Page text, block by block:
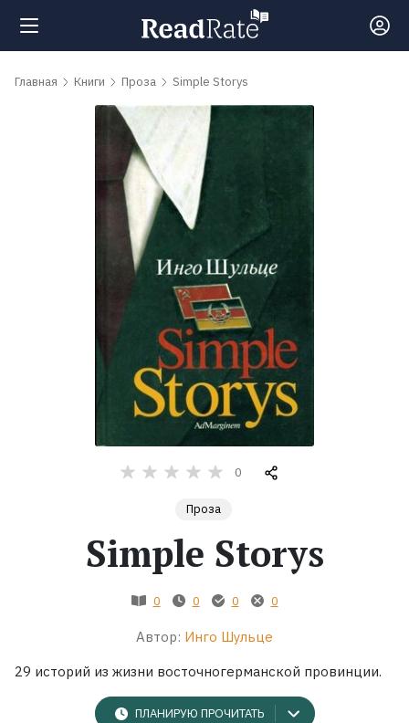
Поиск
обсуждаемые
Экранизации
Главная Книги Проза Simple Storys
0
Проза
Simple Storys
0 0 0 0
Автор: Инго Шульце
29 историй из жизни восточногерманской провинции.
ПЛАНИРУЮ ПРОЧИТАТЬ